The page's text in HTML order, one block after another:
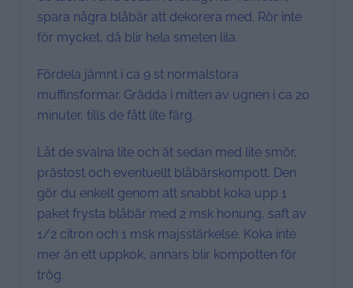
spara några blåbär att dekorera med. Rör inte
för mycket, då blir hela smeten lila.
Fördela jämnt i ca 9 st normalstora
muffinsformar. Grädda i mitten av ugnen i ca 20
minuter, tills de fått lite färg.
Låt de svalna lite och ät sedan med lite smör,
prästost och eventuellt blåbärskompott. Den
gör du enkelt genom att snabbt koka upp 1
paket frysta blåbär med 2 msk honung, saft av
1/2 citron och 1 msk majsstärkelse. Koka inte
mer än ett uppkok, annars blir kompotten för
trög.